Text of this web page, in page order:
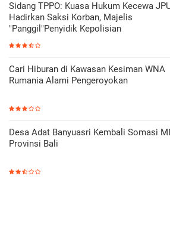
Sidang TPPO: Kuasa Hukum Kecewa
Hadirkan Saksi Korban, Majelis
"Panggil"Penyidik Kepolisian
Cari Hiburan di Kawasan Kesiman WNA
Rumania Alami Pengeroyokan
Desa Adat Banyuasri Kembali Somasi
Provinsi Bali